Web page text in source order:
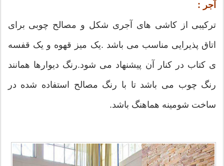
آجر :
ترکیبی از کاشی های آجری شکل و مصالح چوبی برای
اتاق پذیرایی مناسب می باشد .یک میز قهوه و یک قفسه
ی کتاب در کنار آن پیشنهاد می شود.رنگ دیوارها همانند
رنگ چوب می باشد تا با رنگ مصالح استفاده شده در
ساخت شومینه هماهنگ باشد.